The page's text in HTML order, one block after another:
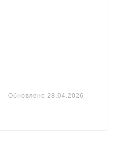
Обновлено 28.04.2026